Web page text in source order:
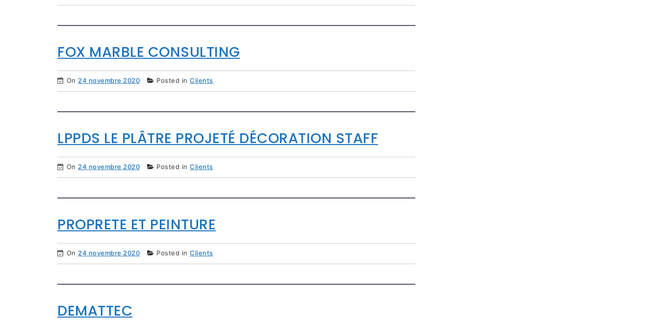
FOX MARBLE CONSULTING
On 24 novembre 2020 Posted in Clients
LPPDS LE PLÂTRE PROJETÉ DÉCORATION STAFF
On 24 novembre 2020 Posted in Clients
PROPRETE ET PEINTURE
On 24 novembre 2020 Posted in Clients
DEMATTEC